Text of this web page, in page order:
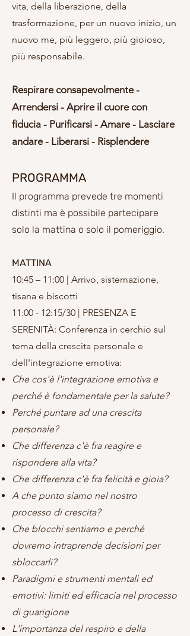
vita, della liberazione, della
trasformazione, per un nuovo inizio, un
nuovo me, più leggero, più gioioso,
più responsabile.
Respirare consapevolmente-
Arrendersi - Aprire il cuore con
fiducia - Purificarsi - Amare - Lasciare
andare - Liberarsi - Risplendere
PROGRAMMA
Il programma prevede tre momenti
distinti ma è possibile partecipare
solo la mattina o solo il pomeriggio.
MATTINA
10:45 – 11:00 | Arrivo, sistemazione,
tisana e biscotti
11:00 - 12:15/30 | PRESENZA E
SERENITÀ: Conferenza in cerchio sul
tema della crescita personale e
dell'integrazione emotiva:
Che cos'è l'integrazione emotiva e
perché è fondamentale per la salute?
Perché puntare ad una crescita
personale?
Che differenza c'è fra reagire e
rispondere alla vita?
Che differenza c'è fra felicità e gioia?
A che punto siamo nel nostro
processo di crescita?
Che blocchi sentiamo e perché
dovremo intraprende decisioni per
sbloccarli?
Paradigmi e strumenti mentali ed
emotivi: limiti ed efficacia nel processo
di guarigione
L'importanza del respiro e della